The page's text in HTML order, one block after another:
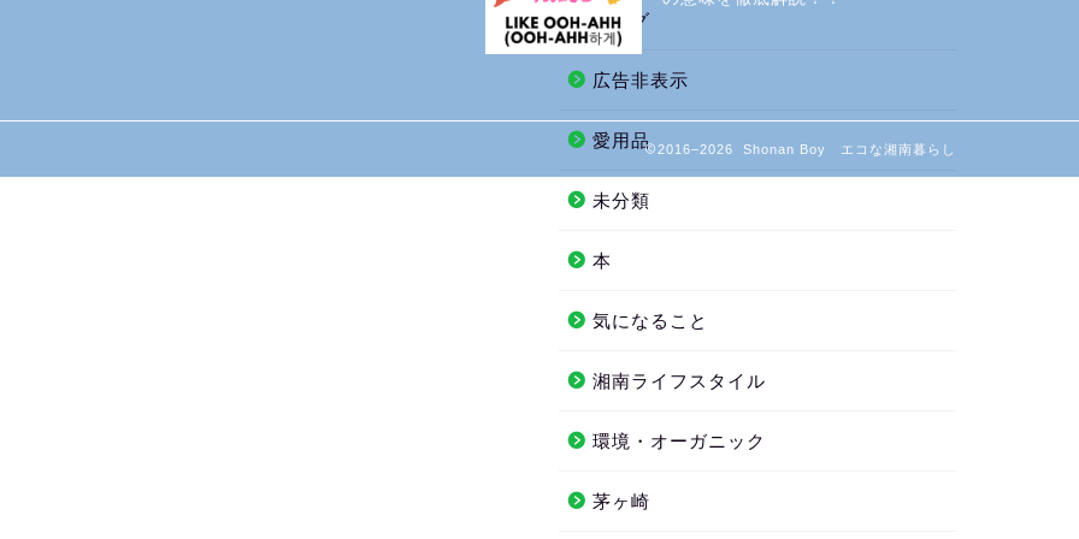
ブログ
広告非表示
愛用品
未分類
本
気になること
湘南ライフスタイル
環境・オーガニック
茅ヶ崎
2016–2026 Shonan Boy エコな湘南暮らし